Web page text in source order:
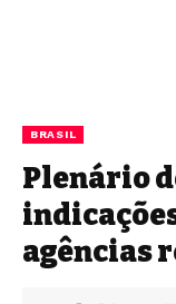
BRASIL
Plenário
agências